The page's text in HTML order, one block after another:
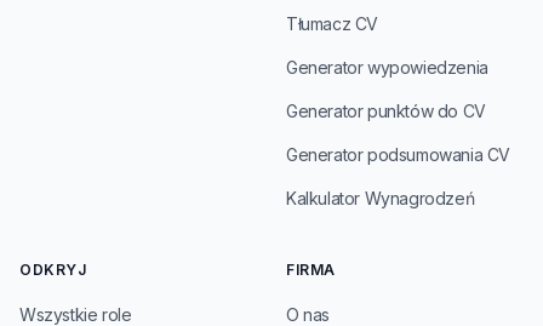
Tłumacz CV
Generator wypowiedzenia
Generator punktów do CV
Generator podsumowania CV
Kalkulator Wynagrodzeń
ODKRYJ
Wszystkie role
FIRMA
O nas